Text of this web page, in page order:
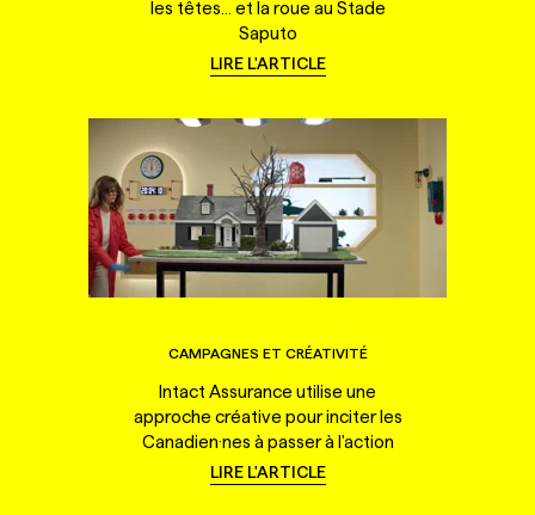
les têtes... et la roue au Stade
Saputo
LIRE L'ARTICLE
CAMPAGNES ET CRÉATIVITÉ
Intact Assurance utilise une
approche créative pour inciter les
Canadien·nes à passer à l'action
LIRE L'ARTICLE